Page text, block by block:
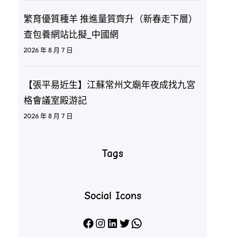
繁育優質種羊 推進量質齊升（新春走下層）
查包養網站比擬_中國網
2026 年 8 月 7 日
【張平易近生】江蘇常州文廟年夜成找九宮
格會議室殿游記
2026 年 8 月 7 日
Tags
Social Icons
Facebook Instagram LinkedIn X WhatsApp